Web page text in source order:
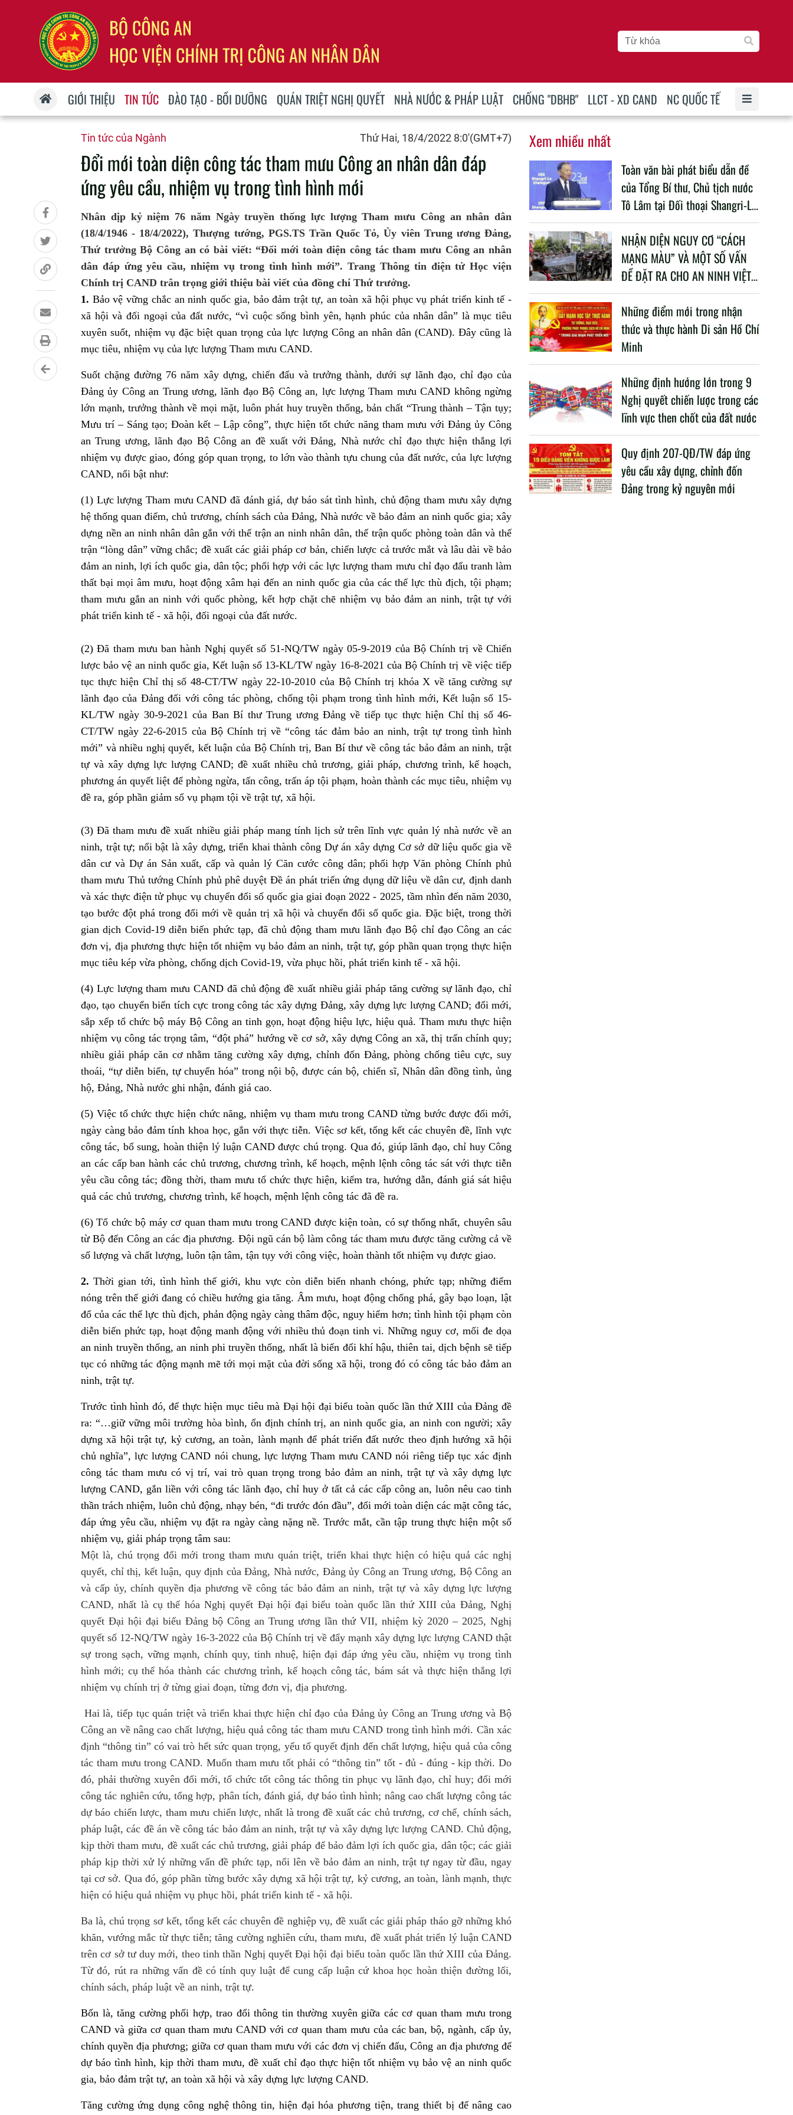
GIỚI THIỆU TIN TỨC ĐÀO TẠO - BỒI DƯỠNG QUÁN TRIỆT NGHỊ QUYẾT NHÀ NƯỚC & PHÁP LUẬT CHỐNG "DBHB" LLCT - XD CAND NC QUỐC TẾ
Tin tức của Ngành Thứ Hai, 18/4/2022 8:0'(GMT+7)
Đổi mới toàn diện công tác tham mưu Công an nhân dân đáp
ứng yêu cầu, nhiệm vụ trong tình hình mới
Nhân dịp kỷ niệm 76 năm Ngày truyền thống lực lượng Tham mưu Công an nhân dân
(18/4/1946 - 18/4/2022), Thượng tướng, PGS.TS Trần Quốc Tỏ, Ủy viên Trung ương Đảng,
Thứ trưởng Bộ Công an có bài viết: “Đổi mới toàn diện công tác tham mưu Công an nhân
dân đáp ứng yêu cầu, nhiệm vụ trong tình hình mới”. Trang Thông tin điện tử Học viện
Chính trị CAND trân trọng giới thiệu bài viết của đồng chí Thứ trưởng.
1. Bảo vệ vững chắc an ninh quốc gia, bảo đảm trật tự, an toàn xã hội phục vụ phát triển kinh tế -
xã hội và đối ngoại của đất nước, “vì cuộc sống bình yên, hạnh phúc của nhân dân” là mục tiêu
xuyên suốt, nhiệm vụ đặc biệt quan trọng của lực lượng Công an nhân dân (CAND). Đây cũng là
mục tiêu, nhiệm vụ của lực lượng Tham mưu CAND.
Suốt chặng đường 76 năm xây dựng, chiến đấu và trưởng thành, dưới sự lãnh đạo, chỉ đạo của
Đảng ủy Công an Trung ương, lãnh đạo Bộ Công an, lực lượng Tham mưu CAND không ngừng
lớn mạnh, trưởng thành về mọi mặt, luôn phát huy truyền thống, bản chất “Trung thành – Tận tụy;
Mưu trí – Sáng tạo; Đoàn kết – Lập công”, thực hiện tốt chức năng tham mưu với Đảng ủy Công
an Trung ương, lãnh đạo Bộ Công an đề xuất với Đảng, Nhà nước chỉ đạo thực hiện thắng lợi
nhiệm vụ được giao, đóng góp quan trọng, to lớn vào thành tựu chung của đất nước, của lực lượng
CAND, nổi bật như:
(1) Lực lượng Tham mưu CAND đã đánh giá, dự báo sát tình hình, chủ động tham mưu xây dựng
hệ thống quan điểm, chủ trương, chính sách của Đảng, Nhà nước về bảo đảm an ninh quốc gia; xây
dựng nền an ninh nhân dân gắn với thế trận an ninh nhân dân, thế trận quốc phòng toàn dân và thế
trận “lòng dân” vững chắc; đề xuất các giải pháp cơ bản, chiến lược cả trước mắt và lâu dài về bảo
đảm an ninh, lợi ích quốc gia, dân tộc; phối hợp với các lực lượng tham mưu chỉ đạo đấu tranh làm
thất bại mọi âm mưu, hoạt động xâm hại đến an ninh quốc gia của các thế lực thù địch, tội phạm;
tham mưu gắn an ninh với quốc phòng, kết hợp chặt chẽ nhiệm vụ bảo đảm an ninh, trật tự với
phát triển kinh tế - xã hội, đối ngoại của đất nước.
(2) Đã tham mưu ban hành Nghị quyết số 51-NQ/TW ngày 05-9-2019 của Bộ Chính trị về Chiến
lược bảo vệ an ninh quốc gia, Kết luận số 13-KL/TW ngày 16-8-2021 của Bộ Chính trị về việc tiếp
tục thực hiện Chỉ thị số 48-CT/TW ngày 22-10-2010 của Bộ Chính trị khóa X về tăng cường sự
lãnh đạo của Đảng đối với công tác phòng, chống tội phạm trong tình hình mới, Kết luận số 15-
KL/TW ngày 30-9-2021 của Ban Bí thư Trung ương Đảng về tiếp tục thực hiện Chỉ thị số 46-
CT/TW ngày 22-6-2015 của Bộ Chính trị về “công tác đảm bảo an ninh, trật tự trong tình hình
mới” và nhiều nghị quyết, kết luận của Bộ Chính trị, Ban Bí thư về công tác bảo đảm an ninh, trật
tự và xây dựng lực lượng CAND; đề xuất nhiều chủ trương, giải pháp, chương trình, kế hoạch,
phương án quyết liệt để phòng ngừa, tấn công, trấn áp tội phạm, hoàn thành các mục tiêu, nhiệm vụ
đề ra, góp phần giảm số vụ phạm tội về trật tự, xã hội.
(3) Đã tham mưu đề xuất nhiều giải pháp mang tính lịch sử trên lĩnh vực quản lý nhà nước về an
ninh, trật tự; nổi bật là xây dựng, triển khai thành công Dự án xây dựng Cơ sở dữ liệu quốc gia về
dân cư và Dự án Sản xuất, cấp và quản lý Căn cước công dân; phối hợp Văn phòng Chính phủ
tham mưu Thủ tướng Chính phủ phê duyệt Đề án phát triển ứng dụng dữ liệu về dân cư, định danh
và xác thực điện tử phục vụ chuyển đổi số quốc gia giai đoạn 2022 - 2025, tầm nhìn đến năm 2030,
tạo bước đột phá trong đổi mới về quản trị xã hội và chuyển đổi số quốc gia. Đặc biệt, trong thời
gian dịch Covid-19 diễn biến phức tạp, đã chủ động tham mưu lãnh đạo Bộ chỉ đạo Công an các
đơn vị, địa phương thực hiện tốt nhiệm vụ bảo đảm an ninh, trật tự, góp phần quan trọng thực hiện
mục tiêu kép vừa phòng, chống dịch Covid-19, vừa phục hồi, phát triển kinh tế - xã hội.
(4) Lực lượng tham mưu CAND đã chủ động đề xuất nhiều giải pháp tăng cường sự lãnh đạo, chỉ
đạo, tạo chuyển biến tích cực trong công tác xây dựng Đảng, xây dựng lực lượng CAND; đổi mới,
sắp xếp tổ chức bộ máy Bộ Công an tinh gọn, hoạt động hiệu lực, hiệu quả. Tham mưu thực hiện
nhiệm vụ công tác trọng tâm, “đột phá” hướng về cơ sở, xây dựng Công an xã, thị trấn chính quy;
nhiều giải pháp căn cơ nhằm tăng cường xây dựng, chỉnh đốn Đảng, phòng chống tiêu cực, suy
thoái, “tự diễn biến, tự chuyển hóa” trong nội bộ, được cán bộ, chiến sĩ, Nhân dân đồng tình, ủng
hộ, Đảng, Nhà nước ghi nhận, đánh giá cao.
(5) Việc tổ chức thực hiện chức năng, nhiệm vụ tham mưu trong CAND từng bước được đổi mới,
ngày càng bảo đảm tính khoa học, gắn với thực tiễn. Việc sơ kết, tổng kết các chuyên đề, lĩnh vực
công tác, bổ sung, hoàn thiện lý luận CAND được chú trọng. Qua đó, giúp lãnh đạo, chỉ huy Công
an các cấp ban hành các chủ trương, chương trình, kế hoạch, mệnh lệnh công tác sát với thực tiễn
yêu cầu công tác; đồng thời, tham mưu tổ chức thực hiện, kiểm tra, hướng dẫn, đánh giá sát hiệu
quả các chủ trương, chương trình, kế hoạch, mệnh lệnh công tác đã đề ra.
(6) Tổ chức bộ máy cơ quan tham mưu trong CAND được kiện toàn, có sự thống nhất, chuyên sâu
từ Bộ đến Công an các địa phương. Đội ngũ cán bộ làm công tác tham mưu được tăng cường cả về
số lượng và chất lượng, luôn tận tâm, tận tụy với công việc, hoàn thành tốt nhiệm vụ được giao.
2. Thời gian tới, tình hình thế giới, khu vực còn diễn biến nhanh chóng, phức tạp; những điểm
nóng trên thế giới đang có chiều hướng gia tăng. Âm mưu, hoạt động chống phá, gây bạo loạn, lật
đổ của các thế lực thù địch, phản động ngày càng thâm độc, nguy hiểm hơn; tình hình tội phạm còn
diễn biến phức tạp, hoạt động manh động với nhiều thủ đoạn tinh vi. Những nguy cơ, mối đe dọa
an ninh truyền thống, an ninh phi truyền thống, nhất là biến đổi khí hậu, thiên tai, dịch bệnh sẽ tiếp
tục có những tác động mạnh mẽ tới mọi mặt của đời sống xã hội, trong đó có công tác bảo đảm an
ninh, trật tự.
Trước tình hình đó, để thực hiện mục tiêu mà Đại hội đại biểu toàn quốc lần thứ XIII của Đảng đề
ra: “…giữ vững môi trường hòa bình, ổn định chính trị, an ninh quốc gia, an ninh con người; xây
dựng xã hội trật tự, kỷ cương, an toàn, lành mạnh để phát triển đất nước theo định hướng xã hội
chủ nghĩa”, lực lượng CAND nói chung, lực lượng Tham mưu CAND nói riêng tiếp tục xác định
công tác tham mưu có vị trí, vai trò quan trọng trong bảo đảm an ninh, trật tự và xây dựng lực
lượng CAND, gắn liền với công tác lãnh đạo, chỉ huy ở tất cả các cấp công an, luôn nêu cao tinh
thần trách nhiệm, luôn chủ động, nhạy bén, “đi trước đón đầu”, đổi mới toàn diện các mặt công tác,
đáp ứng yêu cầu, nhiệm vụ đặt ra ngày càng nặng nề. Trước mắt, cần tập trung thực hiện một số
nhiệm vụ, giải pháp trọng tâm sau:
Một là, chú trọng đổi mới trong tham mưu quán triệt, triển khai thực hiện có hiệu quả các nghị
quyết, chỉ thị, kết luận, quy định của Đảng, Nhà nước, Đảng ủy Công an Trung ương, Bộ Công an
và cấp ủy, chính quyền địa phương về công tác bảo đảm an ninh, trật tự và xây dựng lực lượng
CAND, nhất là cụ thể hóa Nghị quyết Đại hội đại biểu toàn quốc lần thứ XIII của Đảng, Nghị
quyết Đại hội đại biểu Đảng bộ Công an Trung ương lần thứ VII, nhiệm kỳ 2020 – 2025, Nghị
quyết số 12-NQ/TW ngày 16-3-2022 của Bộ Chính trị về đẩy mạnh xây dựng lực lượng CAND thật
sự trong sạch, vững mạnh, chính quy, tinh nhuệ, hiện đại đáp ứng yêu cầu, nhiệm vụ trong tình
hình mới; cụ thể hóa thành các chương trình, kế hoạch công tác, bám sát và thực hiện thắng lợi
nhiệm vụ chính trị ở từng giai đoạn, từng đơn vị, địa phương.
Hai là, tiếp tục quán triệt và triển khai thực hiện chỉ đạo của Đảng ủy Công an Trung ương và Bộ
Công an về nâng cao chất lượng, hiệu quả công tác tham mưu CAND trong tình hình mới. Cần xác
định “thông tin” có vai trò hết sức quan trọng, yếu tố quyết định đến chất lượng, hiệu quả của công
tác tham mưu trong CAND. Muốn tham mưu tốt phải có “thông tin” tốt - đủ - đúng - kịp thời. Do
đó, phải thường xuyên đổi mới, tổ chức tốt công tác thông tin phục vụ lãnh đạo, chỉ huy; đổi mới
công tác nghiên cứu, tổng hợp, phân tích, đánh giá, dự báo tình hình; nâng cao chất lượng công tác
dự báo chiến lược, tham mưu chiến lược, nhất là trong đề xuất các chủ trương, cơ chế, chính sách,
pháp luật, các đề án về công tác bảo đảm an ninh, trật tự và xây dựng lực lượng CAND. Chủ động,
kịp thời tham mưu, đề xuất các chủ trương, giải pháp để bảo đảm lợi ích quốc gia, dân tộc; các giải
pháp kịp thời xử lý những vấn đề phức tạp, nổi lên về bảo đảm an ninh, trật tự ngay từ đầu, ngay
tại cơ sở. Qua đó, góp phần từng bước xây dựng xã hội trật tự, kỷ cương, an toàn, lành mạnh, thực
hiện có hiệu quả nhiệm vụ phục hồi, phát triển kinh tế - xã hội.
Ba là, chú trọng sơ kết, tổng kết các chuyên đề nghiệp vụ, đề xuất các giải pháp tháo gỡ những khó
khăn, vướng mắc từ thực tiễn; tăng cường nghiên cứu, tham mưu, đề xuất phát triển lý luận CAND
trên cơ sở tư duy mới, theo tinh thần Nghị quyết Đại hội đại biểu toàn quốc lần thứ XIII của Đảng.
Từ đó, rút ra những vấn đề có tính quy luật để cung cấp luận cứ khoa học hoàn thiện đường lối,
chính sách, pháp luật về an ninh, trật tự.
Bốn là, tăng cường phối hợp, trao đổi thông tin thường xuyên giữa các cơ quan tham mưu trong
CAND và giữa cơ quan tham mưu CAND với cơ quan tham mưu của các ban, bộ, ngành, cấp ủy,
chính quyền địa phương; giữa cơ quan tham mưu với các đơn vị chiến đấu, Công an địa phương để
dự báo tình hình, kịp thời tham mưu, đề xuất chỉ đạo thực hiện tốt nhiệm vụ bảo vệ an ninh quốc
gia, bảo đảm trật tự, an toàn xã hội và xây dựng lực lượng CAND.
Tăng cường ứng dụng công nghệ thông tin, hiện đại hóa phương tiện, trang thiết bị để nâng cao
Xem nhiều nhất
Toàn văn bài phát biểu dẫn đề
của Tổng Bí thư, Chủ tịch nước
Tô Lâm tại Đối thoại Shangri-La
lần thứ 23
NHẬN DIỆN NGUY CƠ “CÁCH
MẠNG MÀU” VÀ MỘT SỐ VẤN
ĐỀ ĐẶT RA CHO AN NINH VIỆT
NAM TRONG BỐI CẢNH HIỆN
NAY
Những điểm mới trong nhận
thức và thực hành Di sản Hồ Chí
Minh
Những định hướng lớn trong 9
Nghị quyết chiến lược trong các
lĩnh vực then chốt của đất nước
Quy định 207-QĐ/TW đáp ứng
yêu cầu xây dựng, chỉnh đốn
Đảng trong kỷ nguyên mới